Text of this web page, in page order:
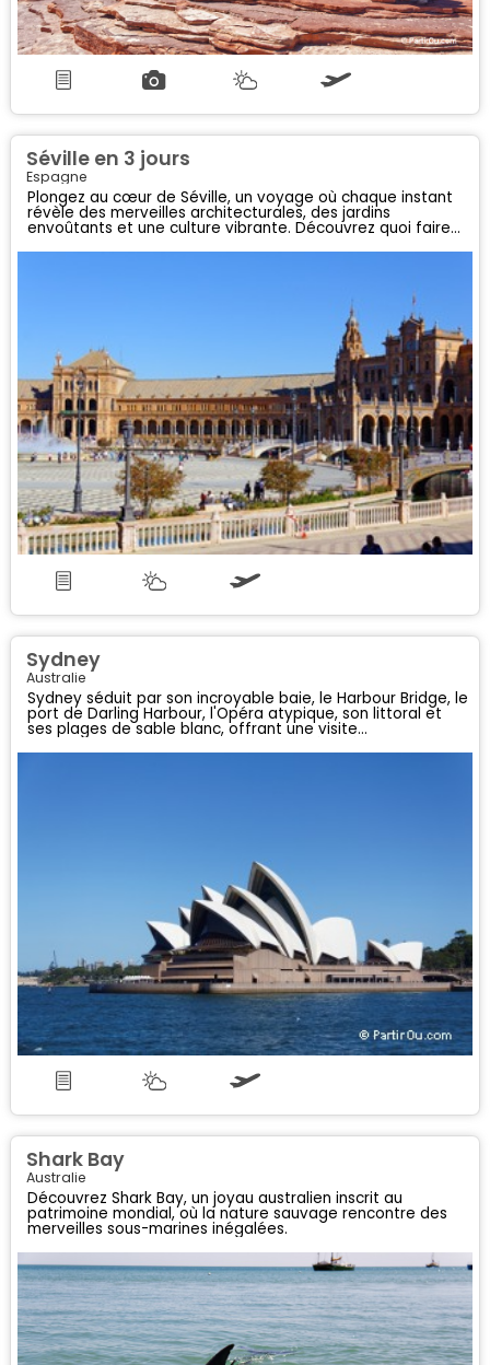
Séville en 3 jours
Espagne
Plongez au cœur de Séville, un voyage où chaque instant
révèle des merveilles architecturales, des jardins
envoûtants et une culture vibrante. Découvrez quoi faire
Sydney
Australie
Sydney séduit par son incroyable baie, le Harbour Bridge, le
port de Darling Harbour, l'Opéra atypique, son littoral et
ses plages de sable blanc, offrant une visite
incontournable enrichie par un guide détaillé.
Shark Bay
Australie
Découvrez Shark Bay, un joyau australien inscrit au
patrimoine mondial, où la nature sauvage rencontre des
merveilles sous-marines inégalées.